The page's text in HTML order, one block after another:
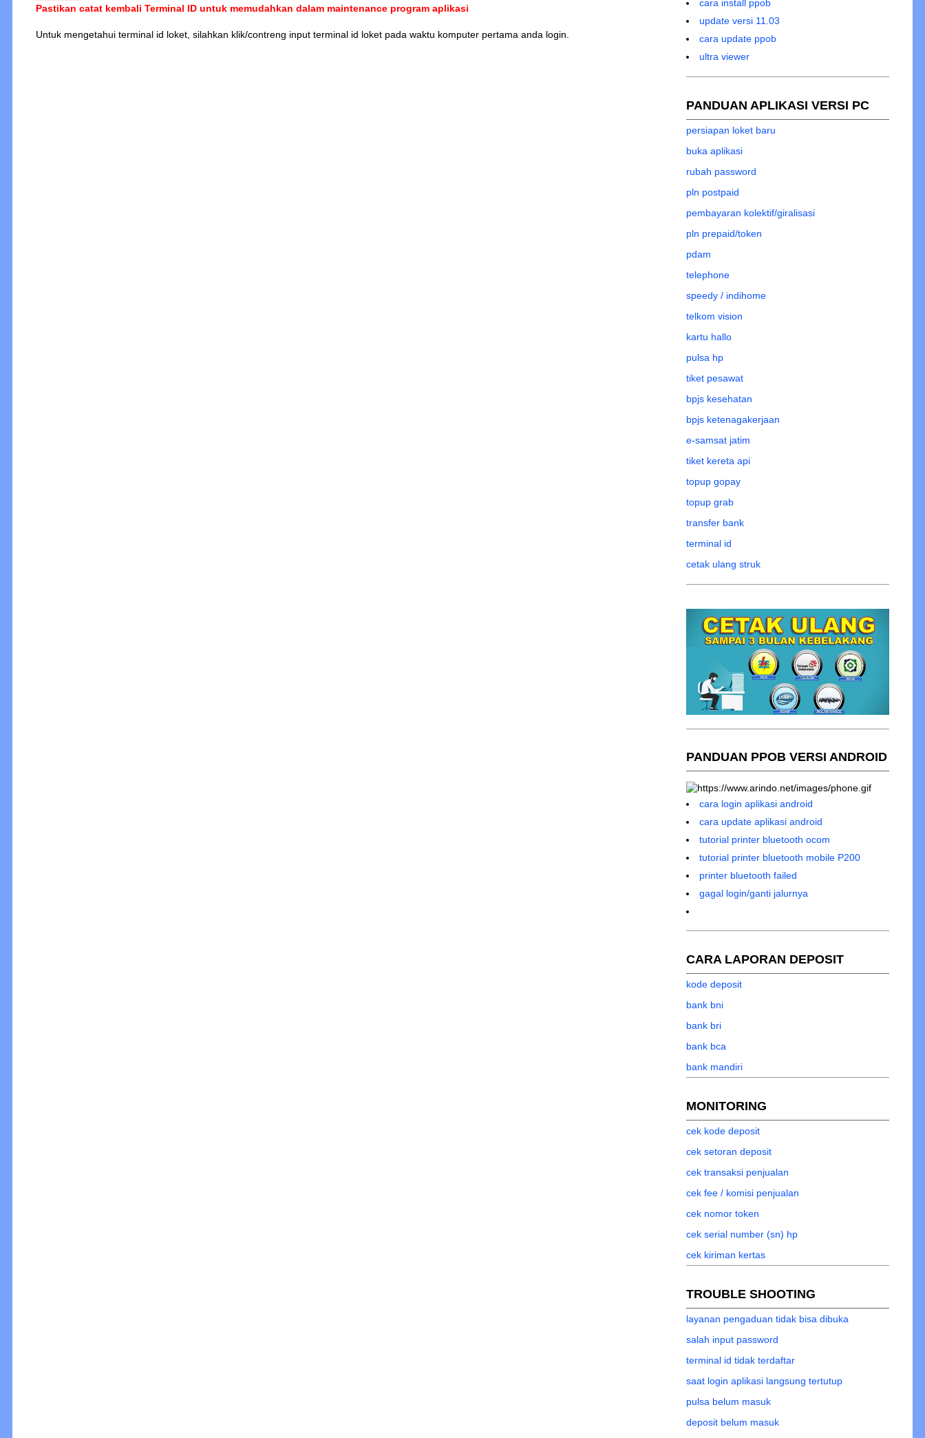
Pastikan catat kembali Terminal ID untuk memudahkan dalam maintenance program aplikasi
Untuk mengetahui terminal id loket, silahkan klik/contreng input terminal id loket pada waktu komputer pertama anda login.
cara install ppob
update versi 11.03
cara update ppob
ultra viewer
PANDUAN APLIKASI VERSI PC
persiapan loket baru
buka aplikasi
rubah password
pln postpaid
pembayaran kolektif/giralisasi
pln prepaid/token
pdam
telephone
speedy / indihome
telkom vision
kartu hallo
pulsa hp
tiket pesawat
bpjs kesehatan
bpjs ketenagakerjaan
e-samsat jatim
tiket kereta api
topup gopay
topup grab
transfer bank
terminal id
cetak ulang struk
PANDUAN PPOB VERSI ANDROID
cara login aplikasi android
cara update aplikasi android
tutorial printer bluetooth ocom
tutorial printer bluetooth mobile P200
printer bluetooth failed
gagal login/ganti jalurnya
CARA LAPORAN DEPOSIT
kode deposit
bank bni
bank bri
bank bca
bank mandiri
MONITORING
cek kode deposit
cek setoran deposit
cek transaksi penjualan
cek fee / komisi penjualan
cek nomor token
cek serial number (sn) hp
cek kiriman kertas
TROUBLE SHOOTING
layanan pengaduan tidak bisa dibuka
salah input password
terminal id tidak terdaftar
saat login aplikasi langsung tertutup
pulsa belum masuk
deposit belum masuk